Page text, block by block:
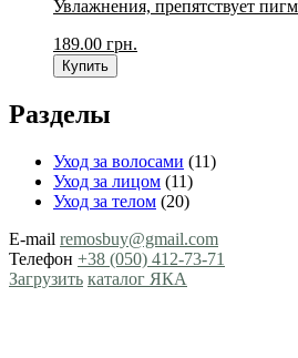
Увлажнения, препятствует
189.00 грн.
Купить
Разделы
Уход за волосами (11)
Уход за лицом (11)
Уход за телом (20)
E-mail remosbuy@gmail.com
Телефон +38 (050) 412-73-71
Загрузить каталог ЯКА